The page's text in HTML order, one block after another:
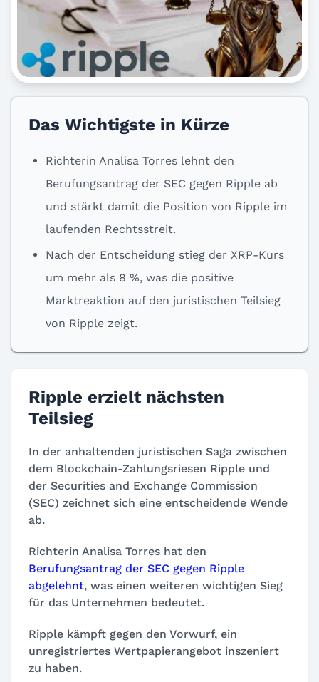
Das Wichtigste in Kürze
Richterin Analisa Torres lehnt den
Berufungsantrag der SEC gegen Ripple ab
und stärkt damit die Position von Ripple im
laufenden Rechtsstreit.
Nach der Entscheidung stieg der XRP-Kurs
um mehr als 8 %, was die positive
Marktreaktion auf den juristischen Teilsieg
von Ripple zeigt.
Ripple erzielt nächsten
Teilsieg
In der anhaltenden juristischen Saga zwischen
dem Blockchain-Zahlungsriesen Ripple und
der Securities and Exchange Commission
(SEC) zeichnet sich eine entscheidende Wende
ab.
Richterin Analisa Torres hat den
Berufungsantrag der SEC gegen Ripple
abgelehnt, was einen weiteren wichtigen Sieg
für das Unternehmen bedeutet.
Ripple kämpft gegen den Vorwurf, ein
unregistriertes Wertpapierangebot inszeniert
zu haben.